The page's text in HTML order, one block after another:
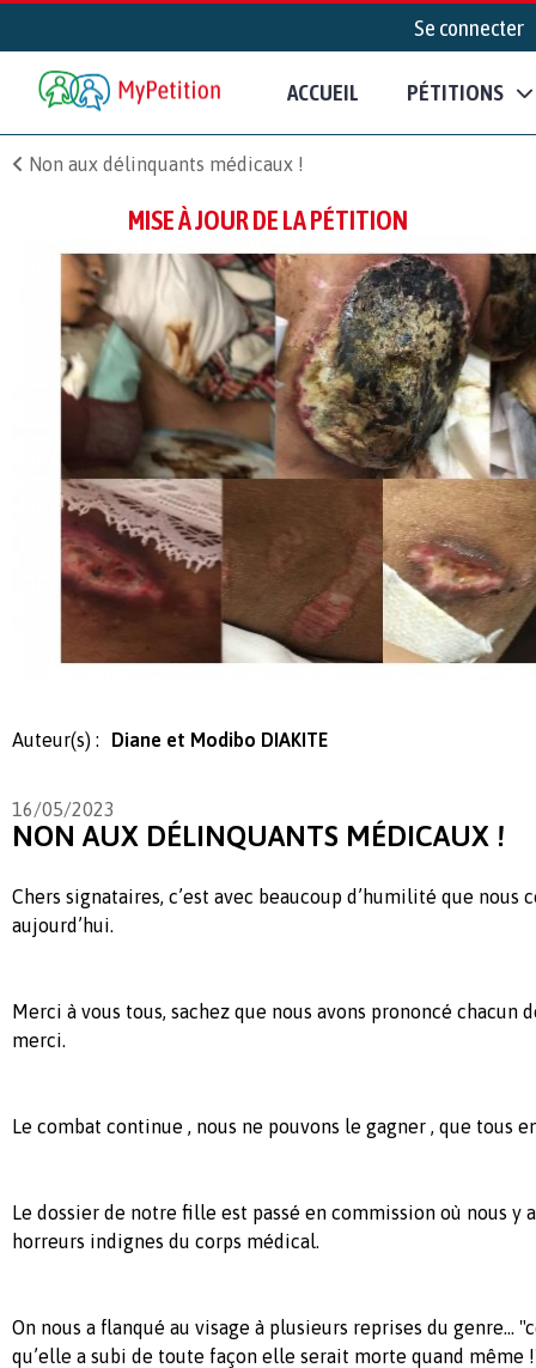
Se connecter
ACCUEIL PÉTITIONS
Non aux délinquants médicaux !
MISE À JOUR DE LA PÉTITION
Auteur(s) : Diane et Modibo DIAKITE
16/05/2023
NON AUX DÉLINQUANTS MÉDICAUX !
Chers signataires, c’est avec beaucoup d’humilité que nous
aujourd’hui.
Merci à vous tous, sachez que nous avons prononcé chacun
merci.
Le combat continue , nous ne pouvons le gagner , que tous
Le dossier de notre fille est passé en commission où nous y
horreurs indignes du corps médical.
On nous a flanqué au visage à plusieurs reprises du genre...
qu’elle a subi de toute façon elle serait morte quand même